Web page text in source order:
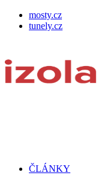
mosty.cz
tunely.cz
ČLÁNKY